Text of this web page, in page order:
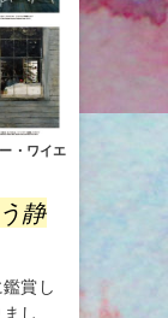
・ワイエ
静
賞し
し